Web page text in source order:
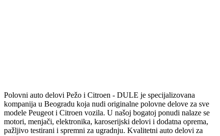
Polovni auto delovi Pežo i Citroen - DULE je specijalizovana
kompanija u Beogradu koja nudi originalne polovne delove za sve
modele Peugeot i Citroen vozila. U našoj bogatoj ponudi nalaze se
motori, menjači, elektronika, karoserijski delovi i dodatna oprema,
pažljivo testirani i spremni za ugradnju. Kvalitetni auto delovi za